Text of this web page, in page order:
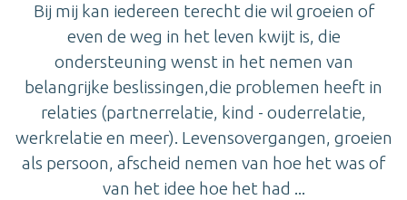
Bij mij kan iedereen terecht die wil groeien of
even de weg in het leven kwijt is, die
ondersteuning wenst in het nemen van
belangrijke beslissingen,die problemen heeft in
relaties (partnerrelatie, kind - ouderrelatie,
werkrelatie en meer). Levensovergangen, groeien
als persoon, afscheid nemen van hoe het was of
van het idee hoe het had ...